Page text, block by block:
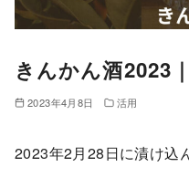
きんかん酒2023
2023年4月8日 活用
2023年2月28日に漬け込